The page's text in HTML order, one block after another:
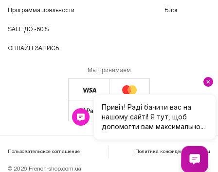
Программа лояльности
SALE ДО -80%
ОНЛАЙН ЗАПИСЬ
Блог
Мы принимаем
© 2026 French-shop.com.ua
Пользовательское соглашение Политика конфиденциальности